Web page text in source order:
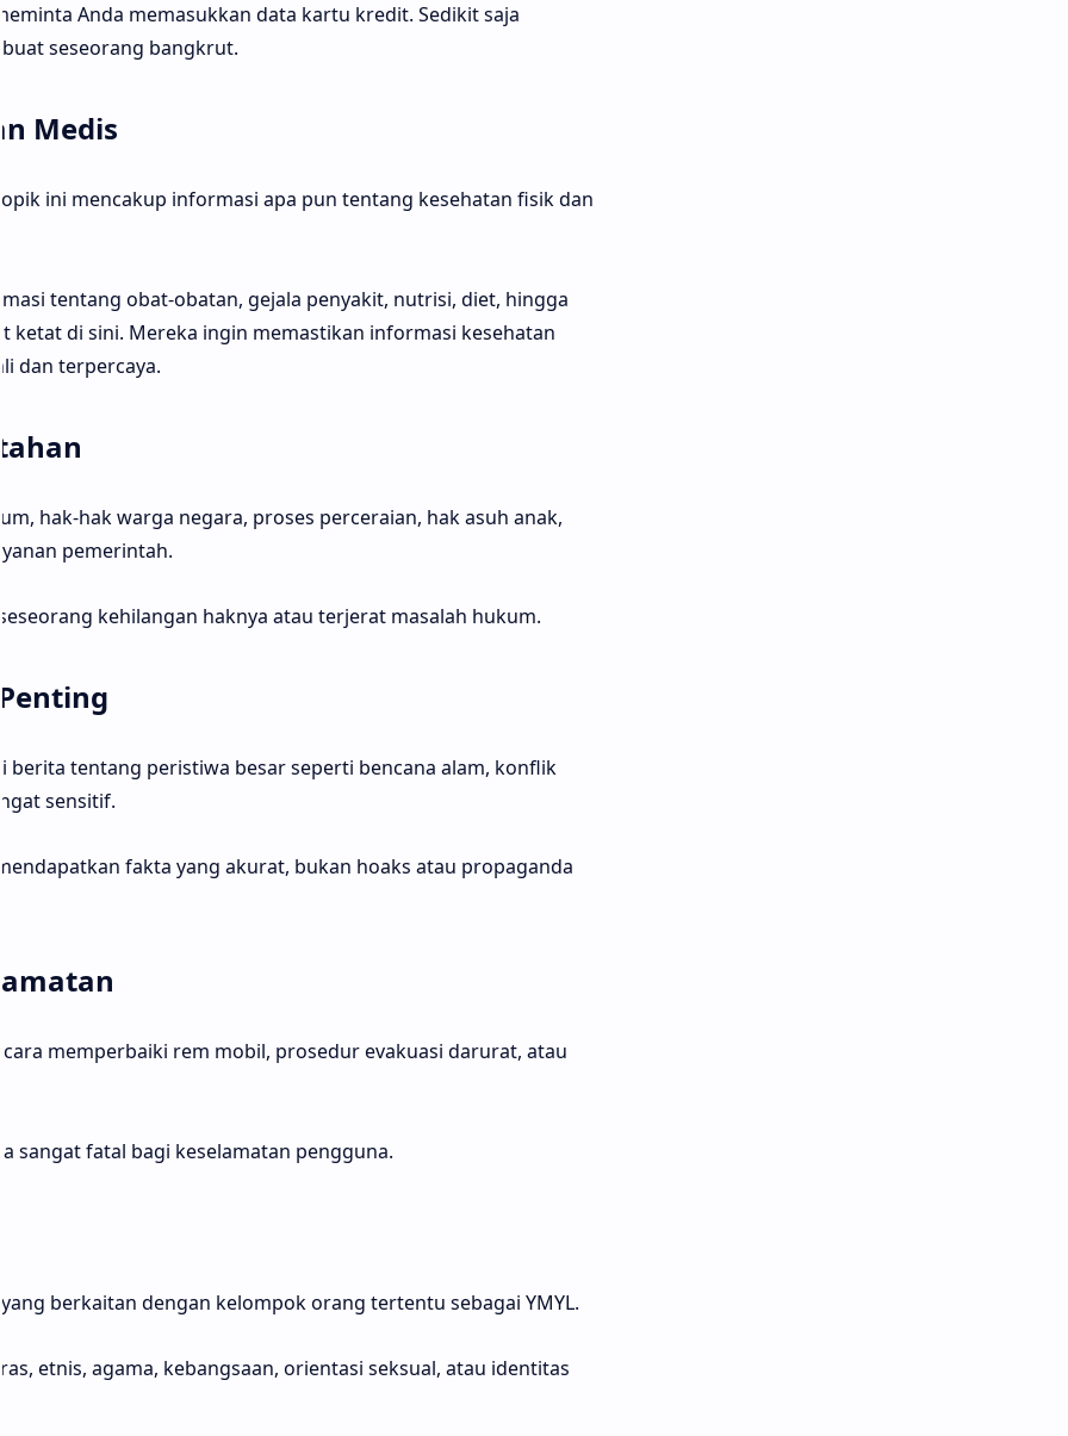
Anda memasukkan data kartu kredit. Sedikit saja
seseorang bangkrut.
Medis
ini mencakup informasi apa pun tentang kesehatan fisik dan
tentang obat-obatan, gejala penyakit, nutrisi, diet, hingga
ketat di sini. Mereka ingin memastikan informasi kesehatan
dan terpercaya.
hak-hak warga negara, proses perceraian, hak asuh anak,
pemerintah.
kehilangan haknya atau terjerat masalah hukum.
berita tentang peristiwa besar seperti bencana alam, konflik
sensitif.
fakta yang akurat, bukan hoaks atau propaganda
memperbaiki rem mobil, prosedur evakuasi darurat, atau
sangat fatal bagi keselamatan pengguna.
berkaitan dengan kelompok orang tertentu sebagai YMYL.
etnis, agama, kebangsaan, orientasi seksual, atau identitas